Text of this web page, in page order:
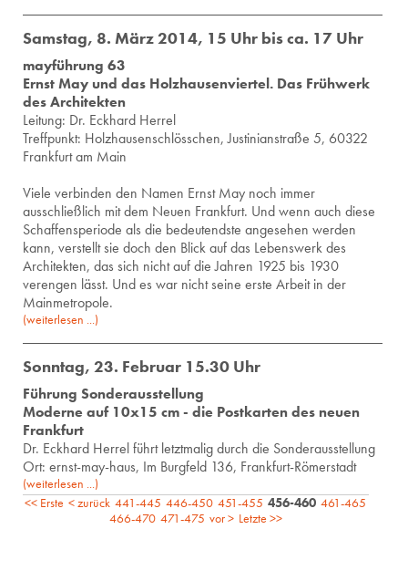
Samstag, 8. März 2014, 15 Uhr bis ca. 17 Uhr
mayführung 63
Ernst May und das Holzhausenviertel. Das Frühwerk
des Architekten
Lei­tung: Dr. Eck­hard Her­rel
Treffpunkt: Holzhausenschlösschen, Justinianstraße 5, 60322
Frankfurt am Main
Viele verbinden den Namen Ernst May noch immer
ausschließlich mit dem Neuen Frankfurt. Und wenn auch diese
Schaffensperiode als die bedeutendste angesehen werden
kann, verstellt sie doch den Blick auf das Lebenswerk des
Architekten, das sich nicht auf die Jahren 1925 bis 1930
verengen lässt. Und es war nicht seine erste Arbeit in der
Mainmetropole.
(weiterlesen ...)
Sonntag, 23. Februar 15.30 Uhr
Führung Sonderausstellung
Moderne auf 10x15 cm - die Postkarten des neuen
Frankfurt
Dr. Eck­hard Her­rel führt letzt­ma­lig durch die Son­der­aus­stel­lung
Ort: ernst-may-haus, Im Burgfeld 136, Frankfurt-Römerstadt
(weiterlesen ...)
<< Erste < zurück 441-445 446-450 451-455 456-460 461-465
466-470 471-475 vor > Letzte >>